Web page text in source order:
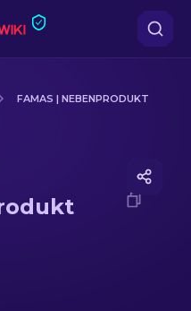
FAMAS | NEBENPRODUKT